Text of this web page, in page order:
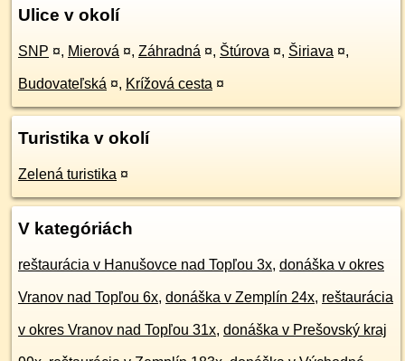
Ulice v okolí
SNP ¤, Mierová ¤, Záhradná ¤, Štúrova ¤, Širiava ¤,
Budovateľská ¤, Krížová cesta ¤
Turistika v okolí
Zelená turistika ¤
V kategóriách
reštaurácia v Hanušovce nad Topľou 3x, donáška v okres
Vranov nad Topľou 6x, donáška v Zemplín 24x, reštaurácia
v okres Vranov nad Topľou 31x, donáška v Prešovský kraj